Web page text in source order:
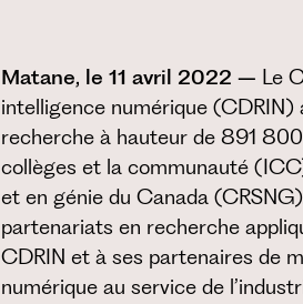
Matane, le 11 avril 2022 – Le
intelligence numérique
recherche à hauteur de 891
collèges et la communauté
et en génie du Canada
partenariats en recherche
CDRIN et à ses partenaires de
numérique au service de